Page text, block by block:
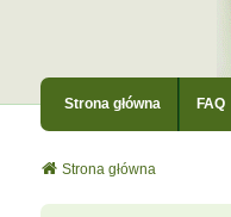
Strona główna FAQ
Strona główna